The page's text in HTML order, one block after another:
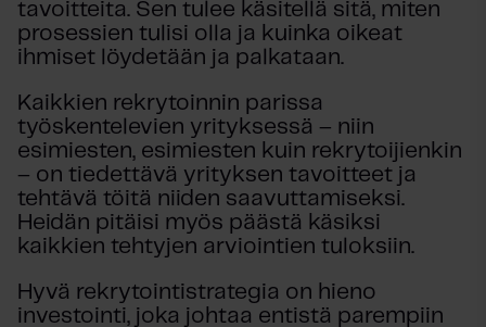
tavoitteita. Sen tulee käsitellä sitä, miten
prosessien tulisi olla ja kuinka oikeat
ihmiset löydetään ja palkataan.
Kaikkien rekrytoinnin parissa
työskentelevien yrityksessä – niin
esimiesten, esimiesten kuin rekrytoijienkin
– on tiedettävä yrityksen tavoitteet ja
tehtävä töitä niiden saavuttamiseksi.
Heidän pitäisi myös päästä käsiksi
kaikkien tehtyjen arviointien tuloksiin.
Hyvä rekrytointistrategia on hieno
investointi, joka johtaa entistä parempiin